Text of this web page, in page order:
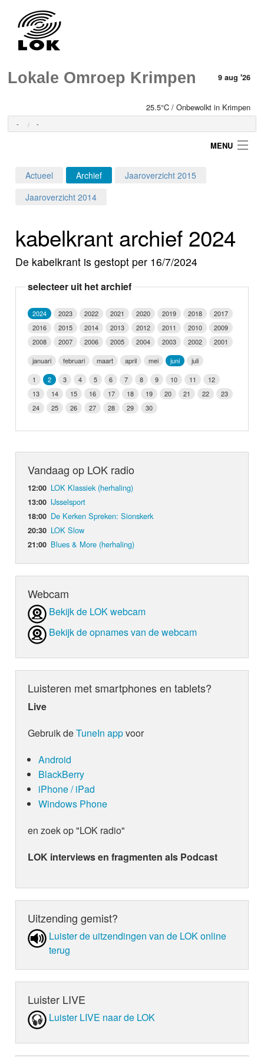
Lokale Omroep Krimpen 9 aug '26
25.5°C / Onbewolkt in Krimpen
- -
MENU
Programma's
Video
Webcam
Info
Actueel Archief
Jaaroverzicht 2015
Jaaroverzicht 2014
kabelkrant archief 2024
De kabelkrant is gestopt per 16/7/2024
selecteer uit het archief
2024 2023 2022 2021 2020 2019 2018
2017
2016
2015 2014 2013 2012 2011 2010
2009
2008
2007 2006 2005 2004 2003 2002
2001
januari
februari maart april mei juni
juli
1
2 3 4 5 6 7 8 9 10 11
12
13
14 15 16 17 18 19 20 21 22
23
24
25 26 27 28 29 30
Vandaag op LOK radio
12:00 LOK Klassiek (herhaling)
13:00 IJsselsport
18:00 De Kerken Spreken: Sionskerk
20:30 LOK Slow
21:00 Blues & More (herhaling)
Webcam
Bekijk de LOK webcam
Bekijk de opnames van de webcam
Luisteren met smartphones en tablets?
Live
Gebruik deTuneIn appvoor
Android
BlackBerry
iPhone / iPad
Windows Phone
en zoek op "LOK radio"
LOK interviews en fragmenten als Podcast
Uitzending gemist?
Luister de uit­zen­din­gen van de LOK online
terug
Luister LIVE
Luister LIVE naar de LOK